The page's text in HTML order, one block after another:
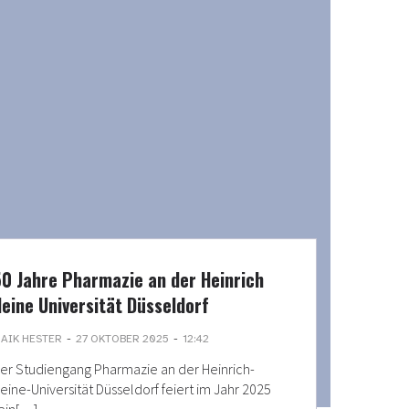
Jahre Pharmazie an der Heinrich
Universität Düsseldorf
HESTER - 27 OKTOBER 2025 - 12:42
Studiengang Pharmazie an der Heinrich-
Universität Düsseldorf feiert im Jahr 2025